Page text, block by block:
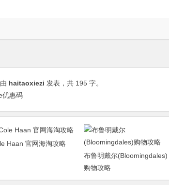
由 haitaoxiezi 发表，共 195 字。
优惠码
Haan 官网海淘攻略
布鲁明戴尔(Bloomingdales)
购物攻略